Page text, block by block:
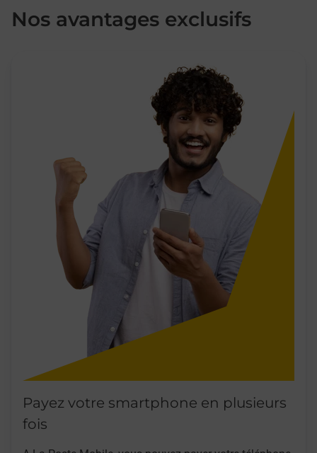
Nos avantages exclusifs
Payez votre smartphone en plusieurs
fois